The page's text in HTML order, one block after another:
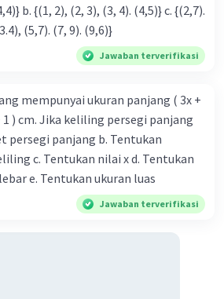
{(2,7).
(8,7)} d. {(3.4), (5,7). (7, 9). (9,6)}
Jawaban terverifikasi
mempunyai ukuran panjang ( 3x +
1 ) cm. Jika keliling persegi panjang
persegi panjang b. Tentukan
c. Tentukan nilai x d. Tentukan
e. Tentukan ukuran luas
Jawaban terverifikasi